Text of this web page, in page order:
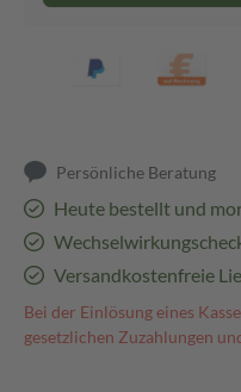
Persönliche Beratung
Heute bestellt und
Versandkostenfreie
Bei der Einlösung eines
gesetzlichen Zuzahlungen